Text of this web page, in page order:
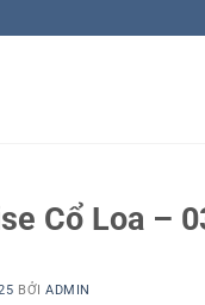
Cổ Loa –
BỞIADMIN